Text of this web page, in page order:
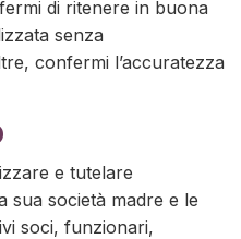
di ritenere in buona
senza
confermi l’accuratezza
e tutelare
sua società madre e le
soci, funzionari,